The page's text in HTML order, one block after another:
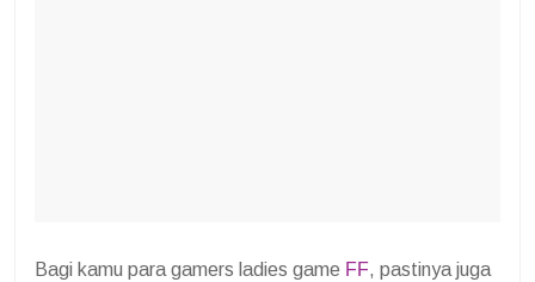
Bagi kamu para gamers ladies game FF, pastinya juga